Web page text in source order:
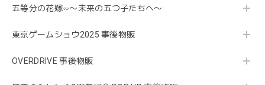
五等分の花嫁∽〜未来の五つ子たちへ〜
東京ゲームショウ2025 事後物販
OVERDRIVE 事後物販